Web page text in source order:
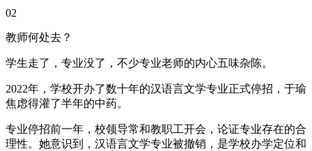
02
教师何处去？
学生走了，专业没了，不少专业老师的内心五味杂陈。
2022年，学校开办了数十年的汉语言文学专业正式停招，于瑜
焦虑得灌了半年的中药。
专业停招前一年，校领导常和教职工开会，论证专业存在的合
理性。她意识到，汉语言文学专业被撤销，是学校办学定位和